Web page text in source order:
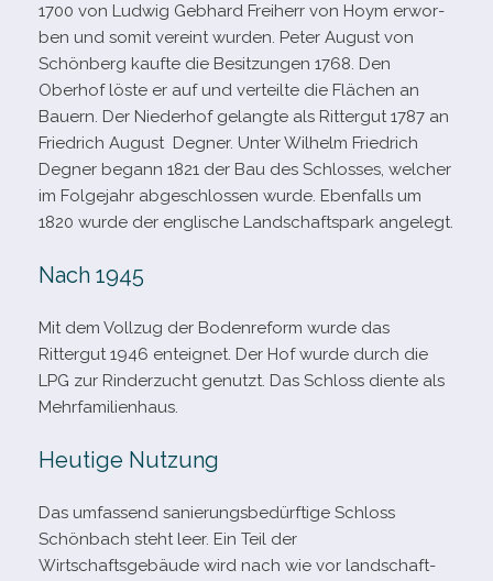
1700 von Ludwig Gebhard Freiherr von Hoym erwor­
ben und somit ver­eint wur­den. Peter August von
Schönberg kaufte die Besitzungen 1768. Den
Oberhof löste er auf und ver­teilte die Flächen an
Bauern. Der Niederhof gelangte als Rittergut 1787 an
Friedrich August Degner. Unter Wilhelm Friedrich
Degner begann 1821 der Bau des Schlosses, wel­cher
im Folgejahr abge­schlos­sen wurde. Ebenfalls um
1820 wurde der eng­li­sche Landschaftspark angelegt.
Nach 1945
Mit dem Vollzug der Bodenreform wurde das
Rittergut 1946 ent­eig­net. Der Hof wurde durch die
LPG zur Rinderzucht genutzt. Das Schloss diente als
Mehrfamilienhaus.
Heutige Nutzung
Das umfas­send sanie­rungs­be­dürf­tige Schloss
Schönbach steht leer. Ein Teil der
Wirtschaftsgebäude wird nach wie vor land­schaft­